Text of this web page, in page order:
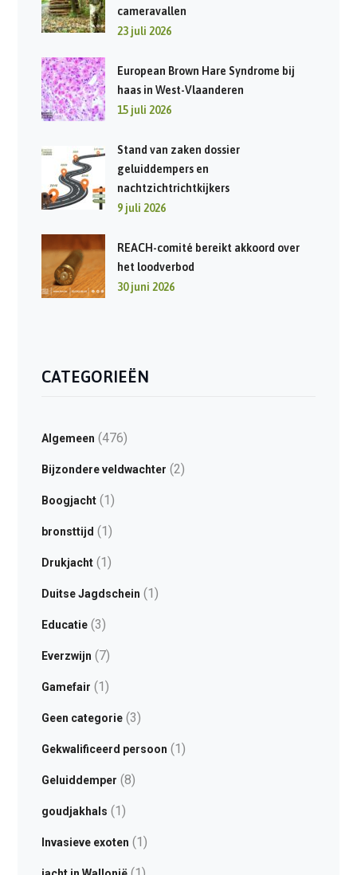
cameravallen
23 juli 2026
European Brown Hare Syndrome bij
haas in West-Vlaanderen
15 juli 2026
Stand van zaken dossier
geluiddempers en
nachtzichtrichtkijkers
9 juli 2026
REACH-comité bereikt akkoord over
het loodverbod
30 juni 2026
CATEGORIEËN
Algemeen (476)
Bijzondere veldwachter (2)
Boogjacht(1)
bronsttijd (1)
Drukjacht(1)
Duitse Jagdschein (1)
Educatie(3)
Everzwijn (7)
Gamefair (1)
Geen categorie(3)
Gekwalificeerd persoon (1)
Geluiddemper (8)
goudjakhals (1)
Invasieve exoten (1)